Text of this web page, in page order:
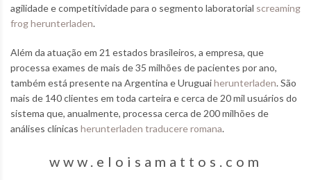
agilidade e competitividade para o segmento laboratorial screaming
frog herunterladen.
Além da atuação em 21 estados brasileiros, a empresa, que
processa exames de mais de 35 milhões de pacientes por ano,
também está presente na Argentina e Uruguaiherunterladen. São
mais de 140 clientes em toda carteira e cerca de 20 mil usuários do
sistema que, anualmente, processa cerca de 200 milhões de
análises clínicas herunterladen traducere romana.
www.eloisamattos.com